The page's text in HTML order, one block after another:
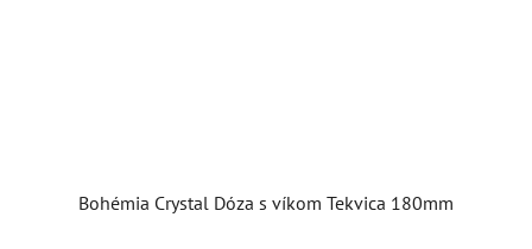
Bohémia Crystal Dóza s víkom Tekvica 180mm